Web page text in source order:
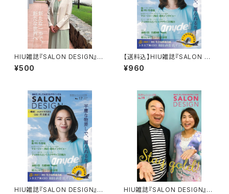
HIU雑誌『SALON DESIGN』v
ol.16（電子版）
¥500
【送料込】HIU雑誌『SALON DE
SIGN』vol.17（紙版）
¥960
HIU雑誌『SALON DESIGN』v
HIU雑誌『SALON DESIGN』v